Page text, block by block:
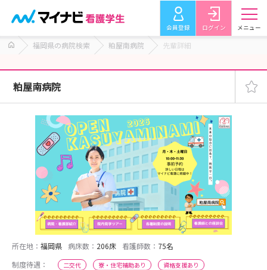
会員登録 ログイン メニュー
福岡県の病院検索 粕屋南病院 先輩詳細
粕屋南病院
所在地： 福岡県 病床数： 206床 看護師数： 75名
制度待遇：
二交代 寮・住宅補助あり
資格支援あり